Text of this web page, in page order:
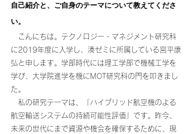
自己紹介と、ご自身のテーマについて教えてくださ
い。
こんにちは。テクノロジー・マネジメント研究科
に2019年度に入学し、湊ゼミに所属している宮平康
弘と申します。学部時代には理工学部で機械工学を
学び、大学院進学を機にMOT研究科の門を叩きまし
た。
私の研究テーマは、「ハイブリッド航空機のよる
航空輸送システムの持続可能性評価」です。昨今、
未来の世代にまで資源や機会を確保するために、現